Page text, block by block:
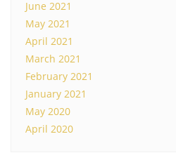
June 2021
May 2021
April 2021
March 2021
February 2021
January 2021
May 2020
April 2020